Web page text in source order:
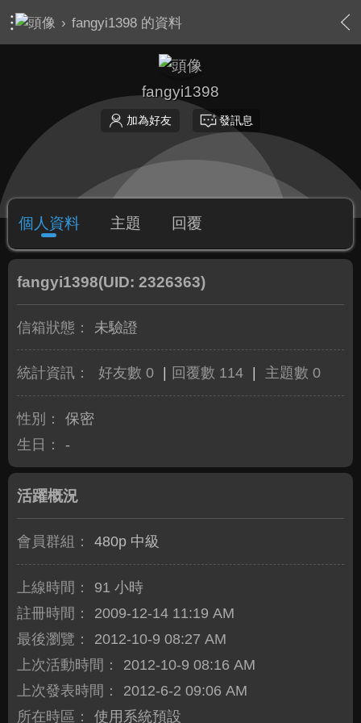
› fangyi1398 的資料
fangyi1398
加為好友 發訊息
個人資料 主題 回覆
fangyi1398(UID: 2326363)
信箱狀態： 未驗證
統計資訊： 好友數 0 回覆數 114 主題數 0
性別：
保密
生日：
-
活躍概況
會員群組： 480p 中級
上線時間：
91 小時
註冊時間：
2009-12-14 11:19 AM
最後瀏覽：
2012-10-9 08:27 AM
上次活動時間：
2012-10-9 08:16 AM
上次發表時間：
2012-6-2 09:06 AM
所在時區：
使用系統預設